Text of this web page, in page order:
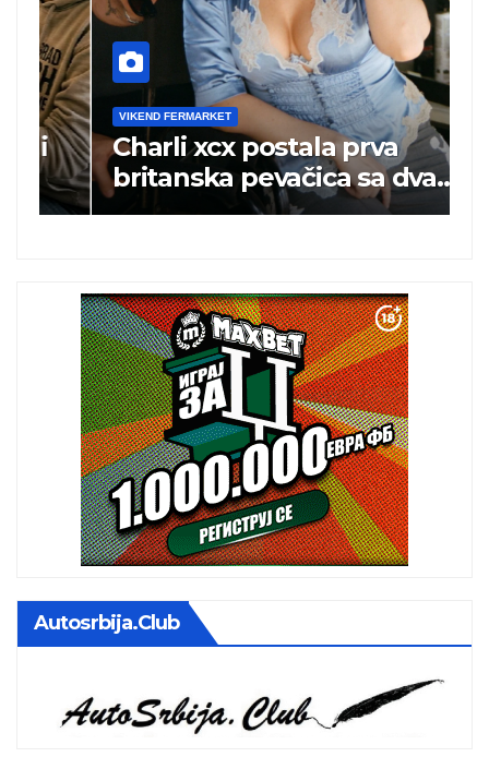
VIKEND FERMARKET
Charli xcx postala prva
britanska pevačica sa dva
albuma na prvom mestu u
Autosrbija.club